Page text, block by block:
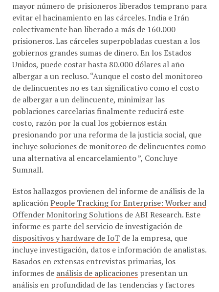
evitar el hacinamiento en las cárceles. India e Irán
colectivamente han liberado a más de 160.000
prisioneros. Las cárceles superpobladas cuestan a los
gobiernos grandes sumas de dinero. En los Estados
Unidos, puede costar hasta 80.000 dólares al año
albergar a un recluso. “Aunque el costo del monitoreo
de delincuentes no es tan significativo como el costo
de albergar a un delincuente, minimizar las
poblaciones carcelarias finalmente reducirá este
costo, razón por la cual los gobiernos están
presionando por una reforma de la justicia social, que
incluye soluciones de monitoreo de delincuentes como
una alternativa al encarcelamiento ”, Concluye
Sumnall.
aplicaciónPeople Tracking for Enterprise: Worker and
Offender Monitoring Solutionsde ABI Research. Este
informe es parte del servicio de investigación de
dispositivos y hardware de IoTde la empresa, que
incluye investigación, datos e información de analistas.
Basados ​​en extensas entrevistas primarias, los
informes deanálisis de aplicacionespresentan un
análisis en profundidad de las tendencias y factores
clave del mercado para una tecnología específica.